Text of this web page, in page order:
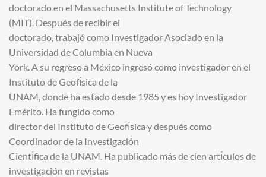
doctorado en el Massachusetts Institute of Technology
(MIT). Después de recibir el
doctorado, trabajó como Investigador Asociado en la
Universidad de Columbia en Nueva
York. A su regreso a México ingresó como investigador en el
Instituto de Geofı́sica de la
UNAM, donde ha estado desde 1985 y es hoy Investigador
Emérito. Ha fungido como
director del Instituto de Geofı́sica y después como
Coordinador de la Investigación
Cientı́fica de la UNAM. Ha publicado más de cien artı́culos de
investigación en revistas